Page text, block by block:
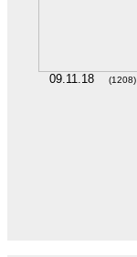
09.11.18 (1208)